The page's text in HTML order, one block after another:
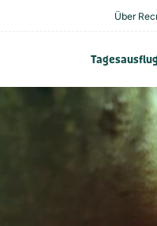
Über
Tagesausflug